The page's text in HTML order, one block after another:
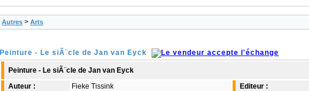
Autres > Arts
Peinture - Le siÃ¨cle de Jan van Eyck
Peinture - Le siÃ¨cle de Jan van Eyck
Auteur :
Fieke Tissink
Editeur :